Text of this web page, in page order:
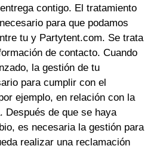
contigo. El tratamiento
para que podamos
tu y Partytent.com. Se trata
de contacto. Cuando
la gestión de tu
para cumplir con el
ejemplo, en relación con la
Después de que se haya
es necesaria la gestión para
realizar una reclamación